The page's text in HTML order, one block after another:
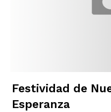
Festividad de
Esperanza